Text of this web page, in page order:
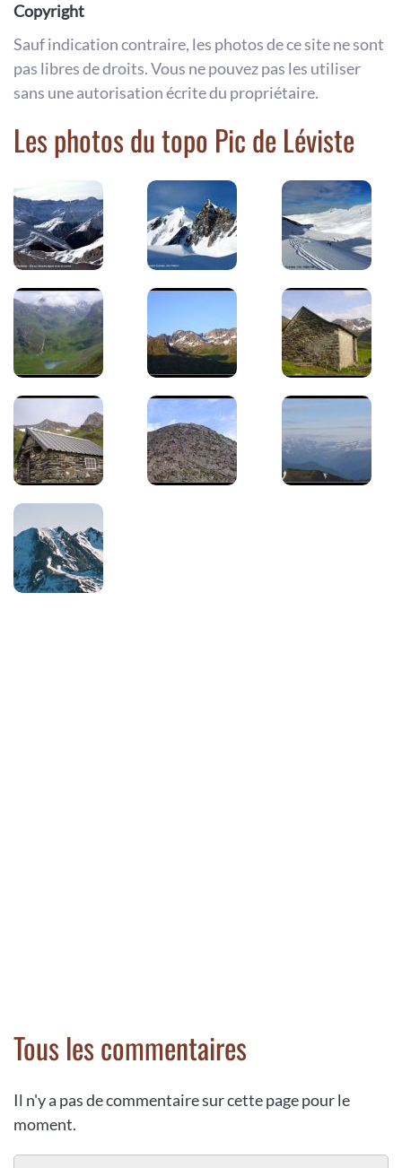
Copyright
Sauf indication contraire, les photos de ce site ne sont
pas libres de droits. Vous ne pouvez pas les utiliser
sans une autorisation écrite du propriétaire.
Les photos du topo Pic de Léviste
Tous les commentaires
Il n'y a pas de commentaire sur cette page pour le
moment.